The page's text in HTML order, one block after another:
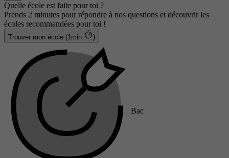
Quelle école est faite pour toi ?
Prends 2 minutes pour répondre à nos questions et découvrir les
écoles recommandées pour toi !
Trouver mon école (1min )
Bac